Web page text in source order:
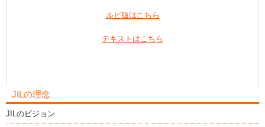
ルビ版はこちら
テキストはこちら
JILの理念
JILのビジョン